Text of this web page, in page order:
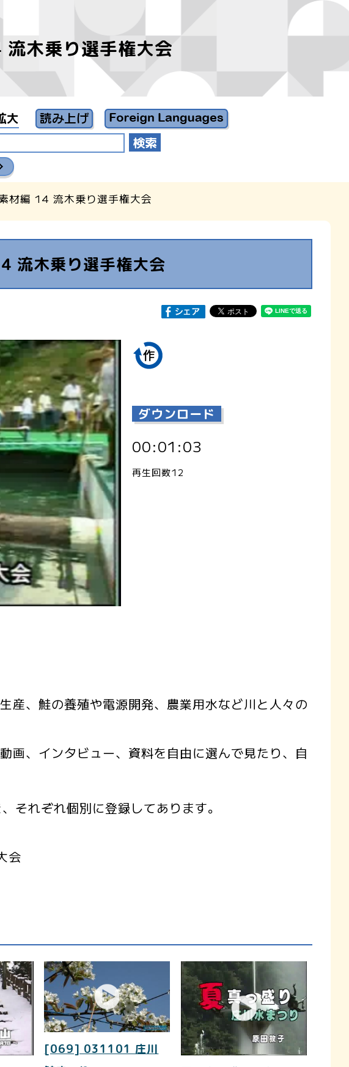
木乗り選手権大会
大
材編 14 流木乗り選手権大会
流木乗り選手権大会
ダウンロード
00:01:03
再生回数12
産、鮭の養殖や電源開発、農業用水など川と人々の
画、インタビュー、資料を自由に選んで見たり、自
それぞれ個別に登録してあります。
会
[069] 031101 庄川